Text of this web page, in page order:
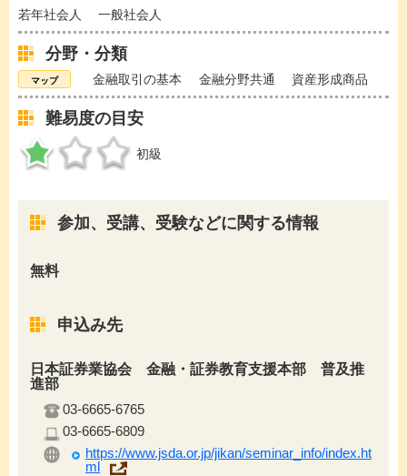
若年社会人 一般社会人
分野・分類
金融取引の基本 金融分野共通 資産形成商品
難易度の目安
初級
参加、受講、受験などに関する情報
無料
申込み先
日本証券業協会 金融・証券教育支援本部 普及推
進部
03-6665-6765
03-6665-6809
https://www.jsda.or.jp/jikan/seminar_info/index.ht
ml